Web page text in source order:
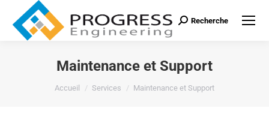
Recherche
Maintenance et Support
Vous êtes ici :
Accueil Services Maintenance et Support